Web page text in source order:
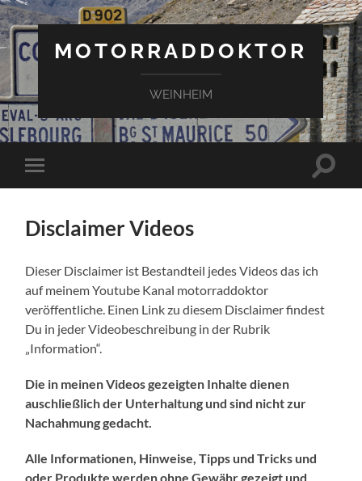
MOTORRADDOKTOR
WEINHEIM
Mobile-
Menü
Disclaimer Videos
Dieser Disclaimer ist Bestandteil jedes Videos das ich
auf meinem Youtube Kanal motorraddoktor
veröffentliche. Einen Link zu diesem Disclaimer findest
Du in jeder Videobeschreibung in der Rubrik
„Information“.
Die in meinen Videos gezeigten Inhalte dienen
auschließlich der Unterhaltung und sind nicht zur
Nachahmung gedacht.
Alle Informationen, Hinweise, Tipps und Tricks und
oder Produkte werden ohne Gewähr gezeigt und